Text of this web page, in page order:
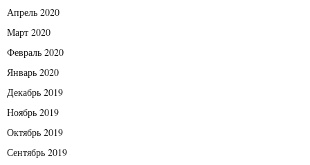
Апрель 2020
Март 2020
Февраль 2020
Январь 2020
Декабрь 2019
Ноябрь 2019
Октябрь 2019
Сентябрь 2019